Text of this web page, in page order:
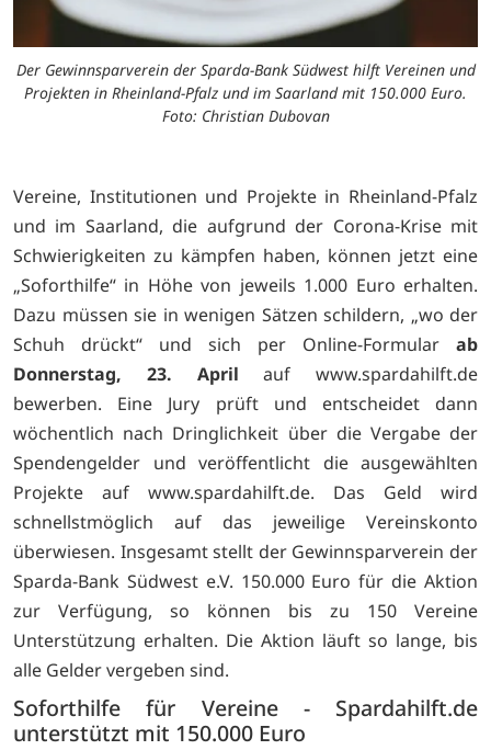
Der Gewinnsparverein der Sparda-Bank Südwest hilft Vereinen und
Projekten in Rheinland-Pfalz und im Saarland mit 150.000 Euro.
Foto: Christian Dubovan
Vereine, Institutionen und Projekte in Rheinland-Pfalz
und im Saarland, die aufgrund der Corona-Krise mit
Schwierigkeiten zu kämpfen haben, können jetzt eine
„Soforthilfe“ in Höhe von jeweils 1.000 Euro erhalten.
Dazu müssen sie in wenigen Sätzen schildern, „wo der
Schuh drückt“ und sich per Online-Formular ab
Donnerstag, 23. Aprilauf www.spardahilft.de
bewerben. Eine Jury prüft und entscheidet dann
wöchentlich nach Dringlichkeit über die Vergabe der
Spendengelder und veröffentlicht die ausgewählten
Projekte auf www.spardahilft.de. Das Geld wird
schnellstmöglich auf das jeweilige Vereinskonto
überwiesen. Insgesamt stellt der Gewinnsparverein der
Sparda-Bank Südwest e.V. 150.000 Euro für die Aktion
zur Verfügung, so können bis zu 150 Vereine
Unterstützung erhalten. Die Aktion läuft so lange, bis
alle Gelder vergeben sind.
Soforthilfe für Vereine - Spardahilft.de
unterstützt mit 150.000 Euro